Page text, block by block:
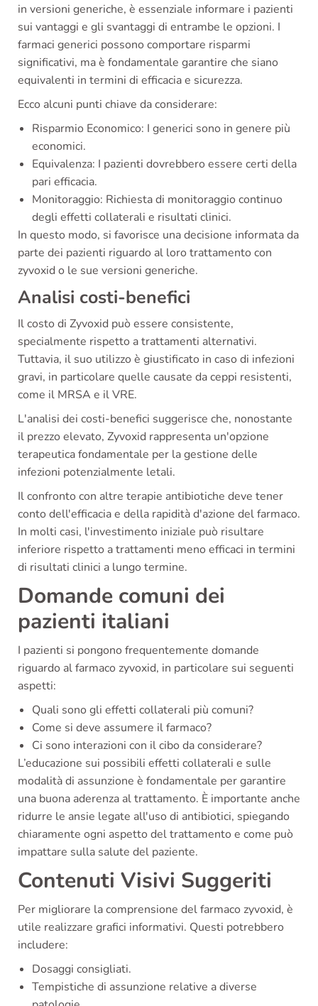
in versioni generiche, è essenziale informare i pazienti
sui vantaggi e gli svantaggi di entrambe le opzioni. I
farmaci generici possono comportare risparmi
significativi, ma è fondamentale garantire che siano
equivalenti in termini di efficacia e sicurezza.
Ecco alcuni punti chiave da considerare:
Risparmio Economico: I generici sono in genere più
economici.
Equivalenza: I pazienti dovrebbero essere certi della
pari efficacia.
Monitoraggio: Richiesta di monitoraggio continuo
degli effetti collaterali e risultati clinici.
In questo modo, si favorisce una decisione informata da
parte dei pazienti riguardo al loro trattamento con
zyvoxid o le sue versioni generiche.
Analisi costi-benefici
Il costo di Zyvoxid può essere consistente,
specialmente rispetto a trattamenti alternativi.
Tuttavia, il suo utilizzo è giustificato in caso di infezioni
gravi, in particolare quelle causate da ceppi resistenti,
come il MRSA e il VRE.
L'analisi dei costi-benefici suggerisce che, nonostante
il prezzo elevato, Zyvoxid rappresenta un'opzione
terapeutica fondamentale per la gestione delle
infezioni potenzialmente letali.
Il confronto con altre terapie antibiotiche deve tener
conto dell'efficacia e della rapidità d'azione del farmaco.
In molti casi, l'investimento iniziale può risultare
inferiore rispetto a trattamenti meno efficaci in termini
di risultati clinici a lungo termine.
Domande comuni dei
pazienti italiani
I pazienti si pongono frequentemente domande
riguardo al farmaco zyvoxid, in particolare sui seguenti
aspetti:
Quali sono gli effetti collaterali più comuni?
Come si deve assumere il farmaco?
Ci sono interazioni con il cibo da considerare?
L’educazione sui possibili effetti collaterali e sulle
modalità di assunzione è fondamentale per garantire
una buona aderenza al trattamento. È importante anche
ridurre le ansie legate all'uso di antibiotici, spiegando
chiaramente ogni aspetto del trattamento e come può
impattare sulla salute del paziente.
Contenuti Visivi Suggeriti
Per migliorare la comprensione del farmaco zyvoxid, è
utile realizzare grafici informativi. Questi potrebbero
includere:
Dosaggi consigliati.
Tempistiche di assunzione relative a diverse